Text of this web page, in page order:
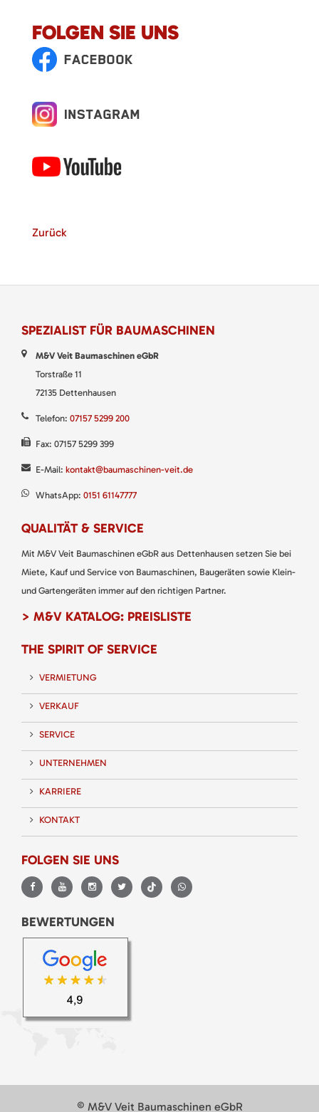
FOLGEN SIE UNS
Zurück
SPEZIALIST FÜR BAUMASCHINEN
M&V Veit Baumaschinen eGbR
Torstraße 11
72135 Dettenhausen
Telefon: 07157 5299 200
Fax: 07157 5299 399
E-Mail: kontakt@baumaschinen-veit.de
WhatsApp: 0151 61147777
QUALITÄT & SERVICE
Mit M&V Veit Baumaschinen eGbR aus Dettenhausen setzen Sie bei
Miete, Kauf und Service von Baumaschinen, Baugeräten sowie Klein-
und Gartengeräten immer auf den richtigen Partner.
> M&V KATALOG: PREISLISTE
THE SPIRIT OF SERVICE
VERMIETUNG
VERKAUF
SERVICE
UNTERNEHMEN
KARRIERE
KONTAKT
FOLGEN SIE UNS
BEWERTUNGEN
© M&V Veit Baumaschinen eGbR